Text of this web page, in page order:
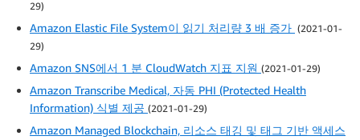
29)
Amazon Elastic File System이 읽기 처리량 3 배 증가 (2021-01-
29)
Amazon SNS에서 1 분 CloudWatch 지표 지원 (2021-01-29)
Amazon Transcribe Medical, 자동 PHI (Protected Health
Information) 식별 제공 (2021-01-29)
Amazon Managed Blockchain, 리소스 태깅 및 태그 기반 액세스